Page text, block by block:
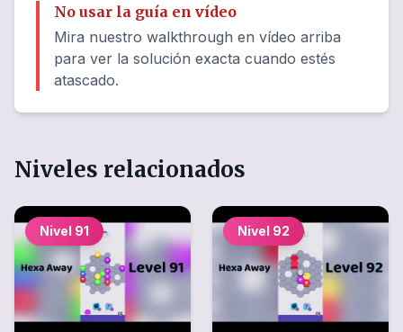
No usar la guía en vídeo
Mira nuestro walkthrough en vídeo arriba
para ver la solución exacta cuando estés
atascado.
Niveles relacionados
Nivel 91 Nivel 92